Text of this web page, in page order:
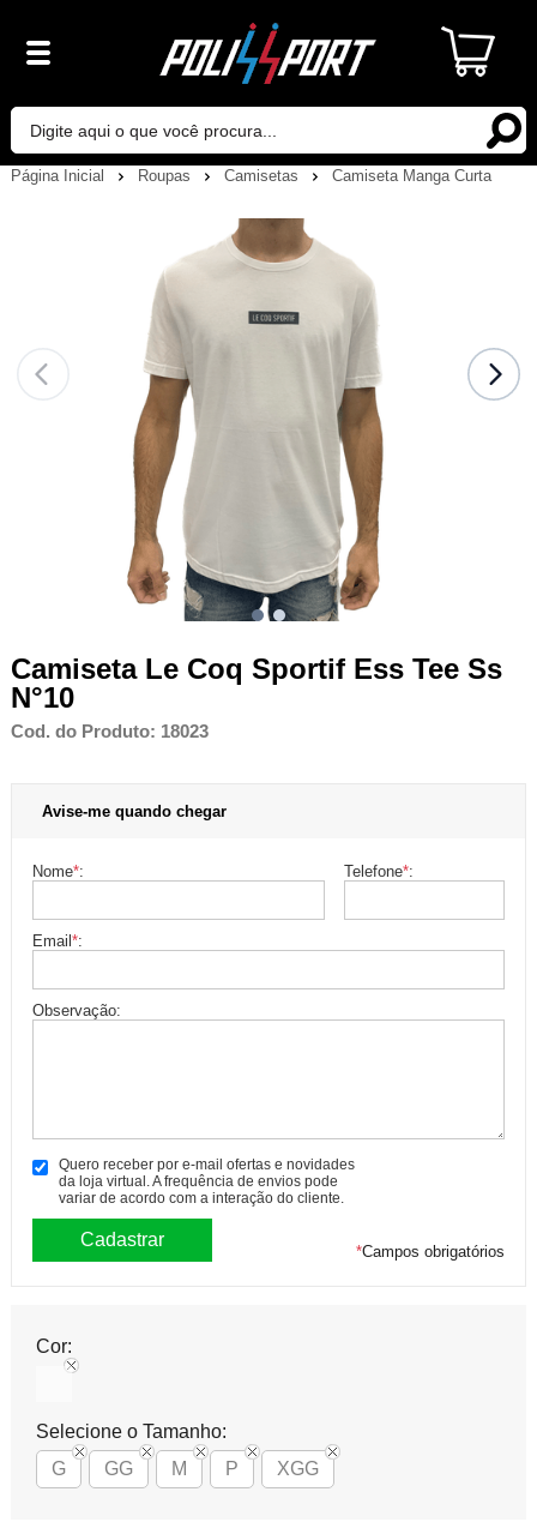
Página Inicial Roupas Camisetas Camiseta Manga Curta
Camiseta Le Coq Sportif Ess Tee Ss
N°10
Cod. do Produto: 18023
Avise-me quando chegar
Nome*: Telefone*:
Email*:
Observação:
Quero receber por e-mail ofertas e novidades
da loja virtual. A frequência de envios pode
variar de acordo com a interação do cliente.
*Campos obrigatórios
Cor:
Selecione o Tamanho:
G
GG M P XGG